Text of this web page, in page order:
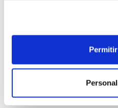
formación de los